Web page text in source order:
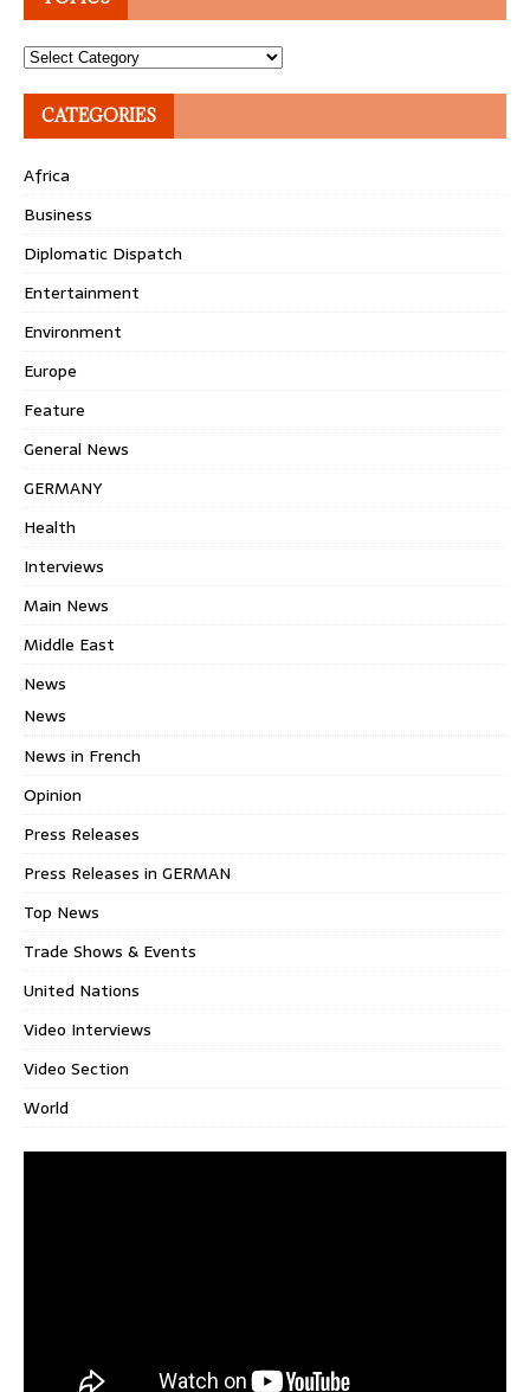
Topics
CATEGORIES
Africa
Business
Diplomatic Dispatch
Entertainment
Environment
Europe
Feature
General News
GERMANY
Health
Interviews
Main News
Middle East
News
News
News in French
Opinion
Press Releases
Press Releases in GERMAN
Top News
Trade Shows & Events
United Nations
Video Interviews
Video Section
World